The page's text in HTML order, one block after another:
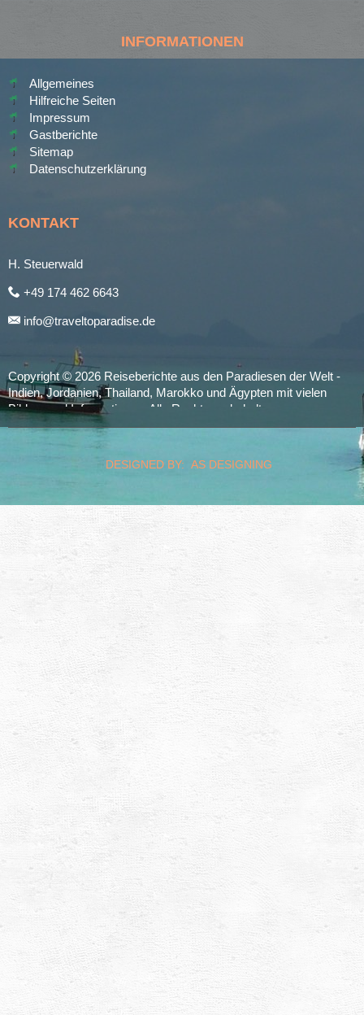
INFORMATIONEN
Allgemeines
Hilfreiche Seiten
Impressum
Gastberichte
Sitemap
Datenschutzerklärung
KONTAKT
H. Steuerwald
+49 174 462 6643
info@traveltoparadise.de
Copyright © 2026 Reiseberichte aus den Paradiesen der Welt -
Indien, Jordanien, Thailand, Marokko und Ägypten mit vielen
Bildern und Informationen. Alle Rechte vorbehalten.
realized byComputerservice SteuerwaldWülfershausen
DESIGNED BY: AS DESIGNING